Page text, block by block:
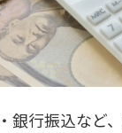
銀行振込など